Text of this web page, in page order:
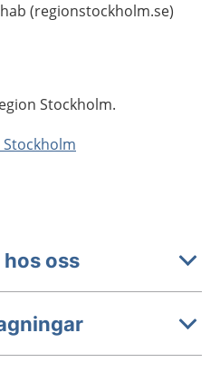
(regionstockholm.se)
Stockholm.
hos oss